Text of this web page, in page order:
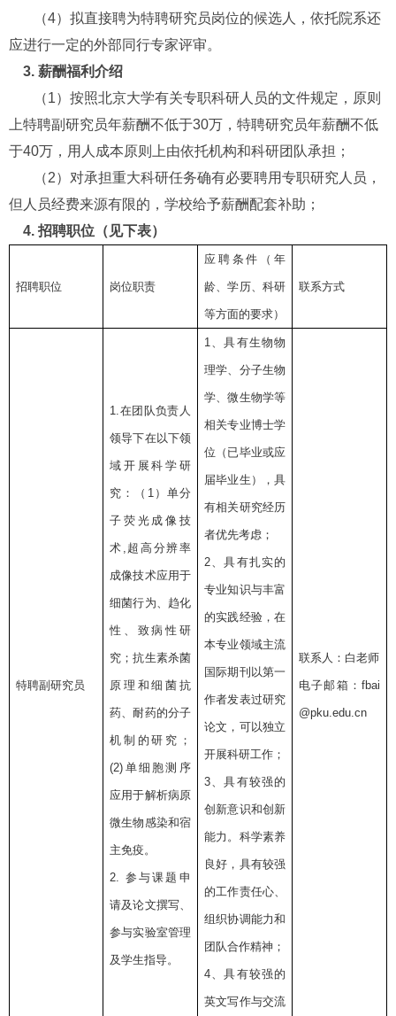
（4）拟直接聘为特聘研究员岗位的候选人，依托院系还
应进行一定的外部同行专家评审。
3. 薪酬福利介绍
（1）按照北京大学有关专职科研人员的文件规定，原则
上特聘副研究员年薪酬不低于30万，特聘研究员年薪酬不低
于40万，用人成本原则上由依托机构和科研团队承担；
（2）对承担重大科研任务确有必要聘用专职研究人员，
但人员经费来源有限的，学校给予薪酬配套补助；
4. 招聘职位（见下表）
招聘职位 岗位职责
应聘条件（年
龄、学历、科研
等方面的要求）
联系方式
特聘副研究员
1. 在团队负责人
领导下在以下领
域开展科学研
究：（ 1 ）单分
子荧光成像技
术 超高分辨率
成像技术应用于
细菌行为、趋化
性、致病性研
究；抗生素杀菌
原理和细菌抗
药、耐药的分子
机制的研究；
(2) 单细胞测序
应用于解析病原
微生物感染和宿
主免疫。
2. 参与课题申
请及论文撰写、
参与实验室管理
及学生指导。
1 、具有生物物
理学、分子生物
学、微生物学等
相关专业博士学
位（已毕业或应
届毕业生），具
有相关研究经历
者优先考虑；
2 、具有扎实的
专业知识与丰富
的实践经验，在
本专业领域主流
国际期刊以第一
作者发表过研究
论文，可以独立
开展科研工作；
3 、具有较强的
创新意识和创新
能力。科学素养
良好，具有较强
的工作责任心、
组织协调能力和
团队合作精神；
4 、具有较强的
英文写作与交流
联系人：白老师
电子邮箱： fbai
@pku.edu.cn